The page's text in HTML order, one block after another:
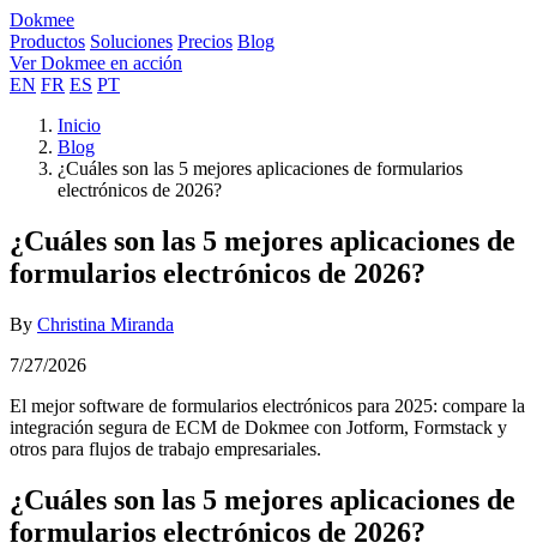
Dokmee
Productos Soluciones Precios Blog
Ver Dokmee en acción
EN FR ES PT
Inicio
Blog
¿Cuáles son las 5 mejores aplicaciones de formularios
electrónicos de 2026?
¿Cuáles son las 5 mejores aplicaciones de
formularios electrónicos de 2026?
By Christina Miranda
7/27/2026
El mejor software de formularios electrónicos para 2025: compare la
integración segura de ECM de Dokmee con Jotform, Formstack y
otros para flujos de trabajo empresariales.
¿Cuáles son las 5 mejores aplicaciones de
formularios electrónicos de 2026?